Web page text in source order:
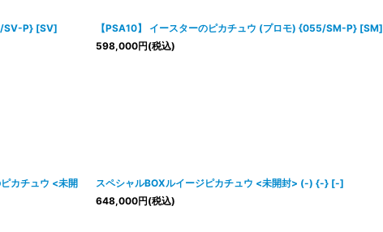
SV-P} [SV]
【PSA10】 イースターのピカチュウ (プロモ) {055/SM-P} [SM]
598,000円(税込)
カチュウ <未開
スペシャルBOXルイージピカチュウ <未開封> (-) {-} [-]
648,000円(税込)